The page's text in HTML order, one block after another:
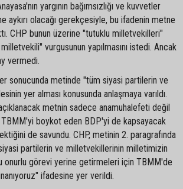
yargının bağımsızlığı ve kuvvetler
aykırı olacağı gerekçesiyle, bu ifadenin metne
CHP bunun üzerine "tutuklu milletvekilleri"
vurgusunun yapılmasını istedi. Ancak
vermedi.
sonucunda metinde "tüm siyasi partilerin ve
yer alması konusunda anlaşmaya varıldı.
metnin sadece anamuhalefeti değil
boykot eden BDP'yi de kapsayacak
de savundu. CHP, metinin 2. paragrafında
partilerin ve milletvekillerinin milletimizin
onurlu görevi yerine getirmeleri için TBMM'de
ifadesine yer verildi.